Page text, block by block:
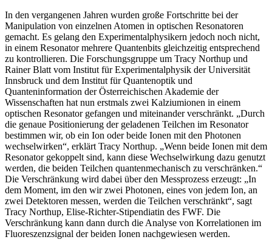
In den vergangenen Jahren wurden große Fortschritte bei der
Manipulation von einzelnen Atomen in optischen Resonatoren
gemacht. Es gelang den Experimentalphysikern jedoch noch nicht,
in einem Resonator mehrere Quantenbits gleichzeitig entsprechend
zu kontrollieren. Die Forschungsgruppe um Tracy Northup und
Rainer Blatt vom Institut für Experimentalphysik der Universität
Innsbruck und dem Institut für Quantenoptik und
Quanteninformation der Österreichischen Akademie der
Wissenschaften hat nun erstmals zwei Kalziumionen in einem
optischen Resonator gefangen und miteinander verschränkt. „Durch
die genaue Positionierung der geladenen Teilchen im Resonator
bestimmen wir, ob ein Ion oder beide Ionen mit den Photonen
wechselwirken“, erklärt Tracy Northup. „Wenn beide Ionen mit dem
Resonator gekoppelt sind, kann diese Wechselwirkung dazu genutzt
werden, die beiden Teilchen quantenmechanisch zu verschränken.“
Die Verschränkung wird dabei über den Messprozess erzeugt: „In
dem Moment, im den wir zwei Photonen, eines von jedem Ion, an
zwei Detektoren messen, werden die Teilchen verschränkt“, sagt
Tracy Northup, Elise-Richter-Stipendiatin des FWF. Die
Verschränkung kann dann durch die Analyse von Korrelationen im
Fluoreszenzsignal der beiden Ionen nachgewiesen werden.